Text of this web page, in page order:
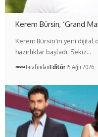
Kerem Bürsin, ‘Grand
Kerem Bürsin'in yeni dijital
hazırlıklar başladı. Sekiz…
TarafındanEditör 5 Ağu 2026